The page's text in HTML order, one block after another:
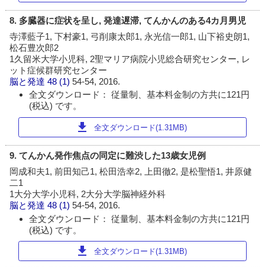
8. 多臓器に症状を呈し, 発達遅滞, てんかんのある4カ月男児
寺澤藍子1, 下村豪1, 弓削康太郎1, 永光信一郎1, 山下裕史朗1,
松石豊次郎2
1久留米大学小児科, 2聖マリア病院小児総合研究センター, レ
ット症候群研究センター
脳と発達 48 (1)54-54, 2016.
全文ダウンロード： 従量制、基本料金制の方共に121円
(税込) です。
download 全文ダウンロード(1.31MB)
9. てんかん発作焦点の同定に難渋した13歳女児例
岡成和夫1, 前田知己1, 松田浩幸2, 上田徹2, 是松聖悟1, 井原健
二1
1大分大学小児科, 2大分大学脳神経外科
脳と発達 48 (1)54-54, 2016.
全文ダウンロード： 従量制、基本料金制の方共に121円
(税込) です。
download 全文ダウンロード(1.31MB)